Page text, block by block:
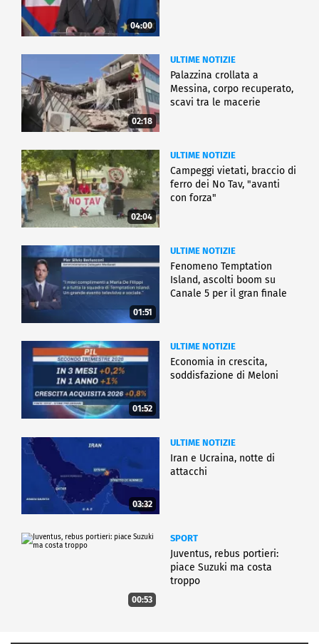
04:00
02:18
ULTIME NOTIZIE
Palazzina crollata a
Messina, corpo recuperato,
scavi tra le macerie
02:04
ULTIME NOTIZIE
Campeggi vietati, braccio di
ferro dei No Tav, "avanti
con forza"
01:51
ULTIME NOTIZIE
Fenomeno Temptation
Island, ascolti boom su
Canale 5 per il gran finale
01:52
ULTIME NOTIZIE
Economia in crescita,
soddisfazione di Meloni
03:32
ULTIME NOTIZIE
Iran e Ucraina, notte di
attacchi
00:53
SPORT
Juventus, rebus portieri:
piace Suzuki ma costa
troppo